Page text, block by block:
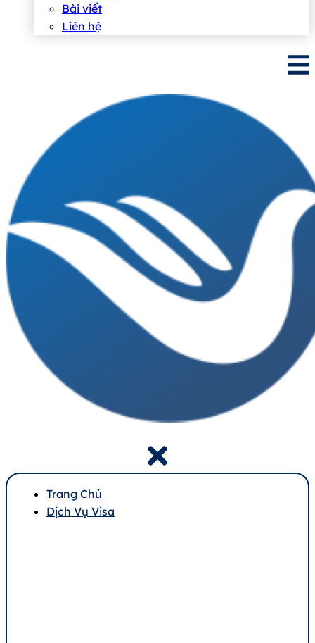
Bài viết
Liên hệ
Trang Chủ
Dịch Vụ Visa